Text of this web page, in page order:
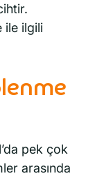
ile ilgili
pek çok
arasında